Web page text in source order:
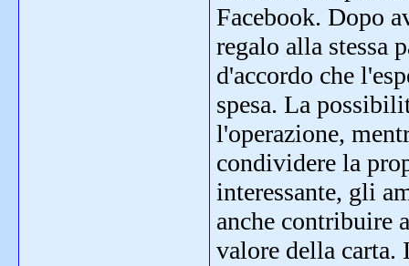
Facebook. Dopo
regalo alla stessa
d'accordo che
spesa. La
l'operazione,
condividere la
interessante, gli
anche contribuire
valore della carta.